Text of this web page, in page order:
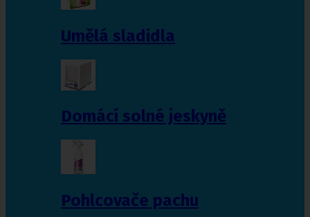
Umělá sladidla
Domácí solné jeskyně
Pohlcovače pachu